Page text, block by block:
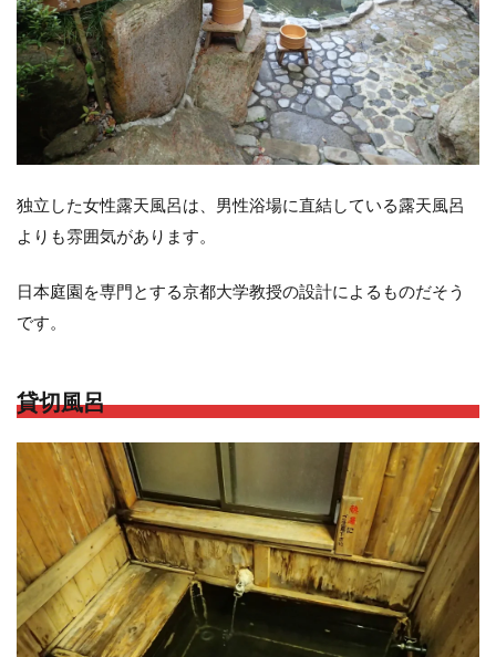
独立した女性露天風呂は、男性浴場に直結している露天風呂
よりも雰囲気があります。
日本庭園を専門とする京都大学教授の設計によるものだそう
です。
貸切風呂